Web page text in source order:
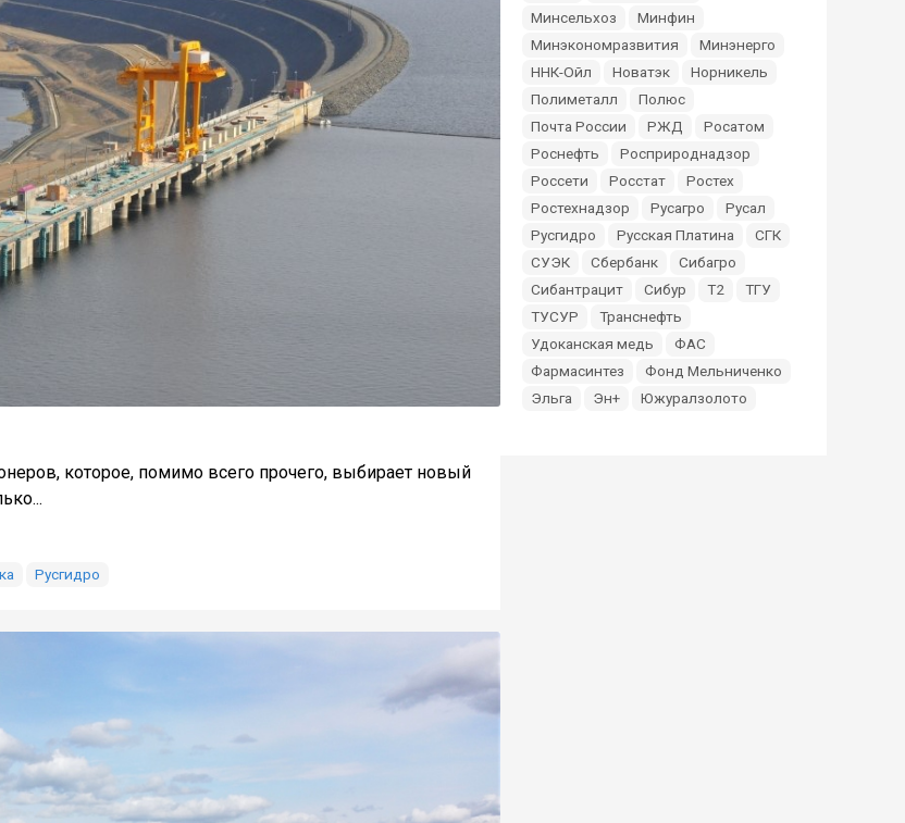
которое, помимо всего прочего, выбирает новый
Русгидро
Минсельхоз
Минфин
Минэкономразвития
Минэнерго
ННК-Ойл
Новатэк
Норникель
Полиметалл
Полюс
Почта России
РЖД
Росатом
Роснефть
Росприроднадзор
Россети
Росстат
Ростех
Ростехнадзор
Русагро
Русал
Русгидро
Русская Платина
СГК
СУЭК
Сбербанк
Сибагро
Сибантрацит
Сибур Т2
ТГУ
ТУСУР
Транснефть
Удоканская медь
ФАС
Фармасинтез
Фонд Мельниченко
Эльга
Эн+ Южуралзолото